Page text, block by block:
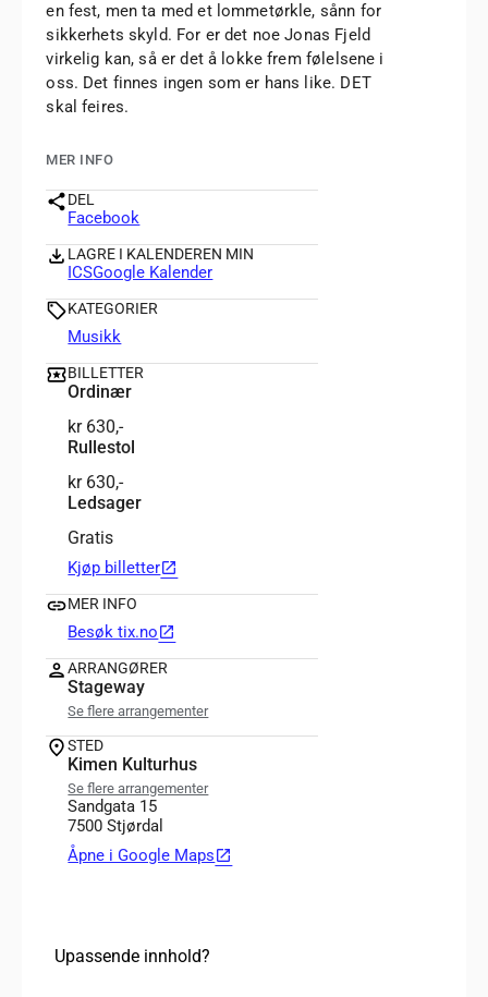
en fest, men ta med et lommetørkle, sånn for
sikkerhets skyld. For er det noe Jonas Fjeld
virkelig kan, så er det å lokke frem følelsene i
oss. Det finnes ingen som er hans like. DET
skal feires.
MER INFO
DEL
Facebook
LAGRE I KALENDEREN MIN
ICSGoogle Kalender
KATEGORIER
Musikk
BILLETTER
Ordinær
kr 630,-
Rullestol
kr 630,-
Ledsager
Gratis
Kjøp billetteropen_in_new
MER INFO
Besøk tix.noopen_in_new
ARRANGØRER
Stageway
Se flere arrangementer
STED
Kimen Kulturhus
Se flere arrangementer
Sandgata 15
7500 Stjørdal
Åpne i Google Mapsopen_in_new
Upassende innhold?